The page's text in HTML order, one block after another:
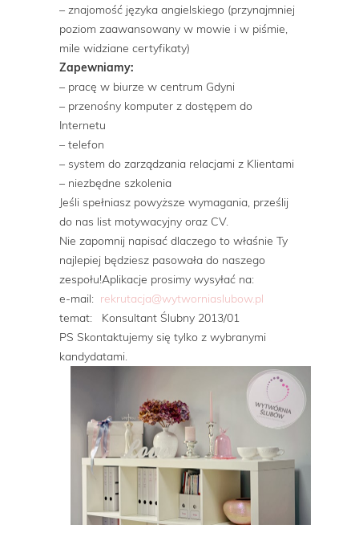
– znajomość języka angielskiego (przynajmniej
poziom zaawansowany w mowie i w piśmie,
mile widziane certyfikaty)
Zapewniamy:
– pracę w biurze w centrum Gdyni
– przenośny komputer z dostępem do
Internetu
– telefon
– system do zarządzania relacjami z Klientami
– niezbędne szkolenia
Jeśli spełniasz powyższe wymagania, prześlij
do nas list motywacyjny oraz CV.
Nie zapomnij napisać dlaczego to właśnie Ty
najlepiej będziesz pasowała do naszego
zespołu!Aplikacje prosimy wysyłać na:
e-mail: rekrutacja@wytworniaslubow.pl
temat: Konsultant Ślubny 2013/01
PS Skontaktujemy się tylko z wybranymi
kandydatami.